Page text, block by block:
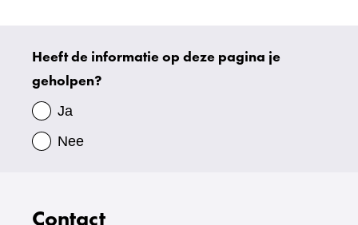
Uw
gegevens
Heeft de informatie op deze pagina je
geholpen?
Ja
Nee
Contact